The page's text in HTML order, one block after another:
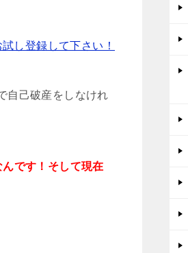
し登録して下さい！
自己破産をしなけれ
です！そして現在